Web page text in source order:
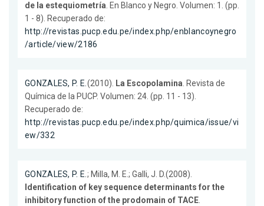
de la estequiometría. En Blanco y Negro. Volumen: 1. (pp.
1 - 8). Recuperado de:
http://revistas.pucp.edu.pe/index.php/enblancoynegro
/article/view/2186
GONZALES, P. E.(2010). La Escopolamina. Revista de
Química de la PUCP. Volumen: 24. (pp. 11 - 13).
Recuperado de:
http://revistas.pucp.edu.pe/index.php/quimica/issue/vi
ew/332
GONZALES, P. E.; Milla, M. E.; Galli, J. D.(2008).
Identification of key sequence determinants for the
inhibitory function of the prodomain of TACE.